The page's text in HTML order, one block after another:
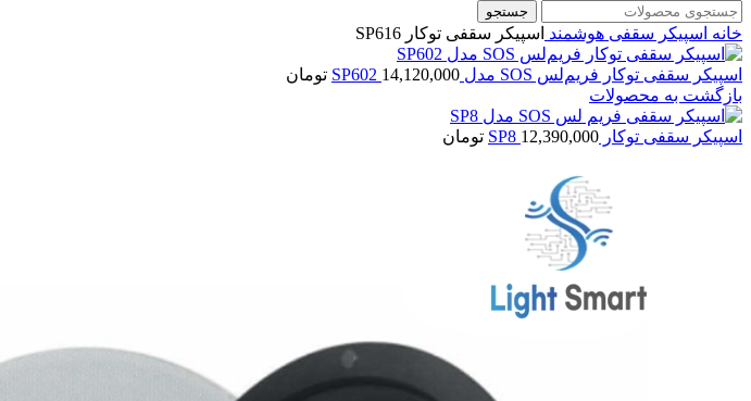
جستجو
خانه اسپیکر سقفی هوشمند اسپیکر سقفی توکار SP616
اسپیکر سقفی توکار فریم‌لس SOS مدل SP602 14,120,000
تومان
بازگشت به محصولات
اسپیکر سقفی توکار SP8 12,390,000 تومان